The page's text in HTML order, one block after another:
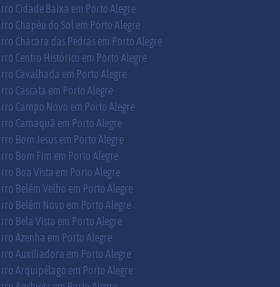
Cidade Baixa em Porto Alegre
Chapéu do Sol em Porto Alegre
Chácara das Pedras em Porto Alegre
Centro Histórico em Porto Alegre
Cavalhada em Porto Alegre
Cascata em Porto Alegre
Campo Novo em Porto Alegre
Camaquã em Porto Alegre
Bom Jesus em Porto Alegre
Bom Fim em Porto Alegre
Boa Vista em Porto Alegre
Belém Velho em Porto Alegre
Belém Novo em Porto Alegre
Bela Vista em Porto Alegre
Azenha em Porto Alegre
Auxiliadora em Porto Alegre
Arquipélago em Porto Alegre